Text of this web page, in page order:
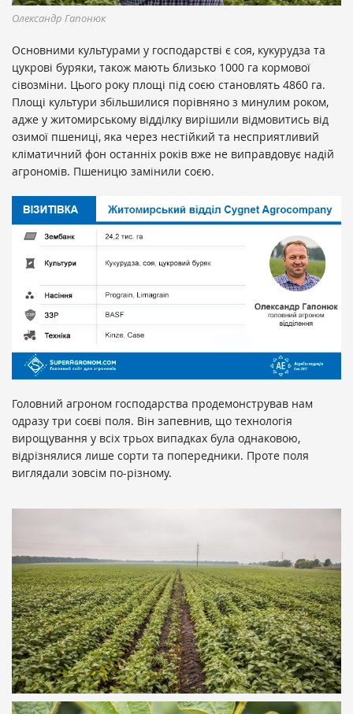
Олександр Гапонюк
Основними культурами у господарстві є соя, кукурудза та
цукрові буряки, також мають близько 1000 га кормової
сівозміни. Цього року площі під соєю становлять 4860 га.
Площі культури збільшилися порівняно з минулим роком,
адже у житомирському відділку вирішили відмовитись від
озимої пшениці, яка через нестійкий та несприятливий
кліматичний фон останніх років вже не виправдовує надій
агрономів. Пшеницю замінили соєю.
Головний агроном господарства продемонстрував нам
одразу три соєві поля. Він запевнив, що технологія
вирощування у всіх трьох випадках була однаковою,
відрізнялися лише сорти та попередники. Проте поля
виглядали зовсім по-різному.